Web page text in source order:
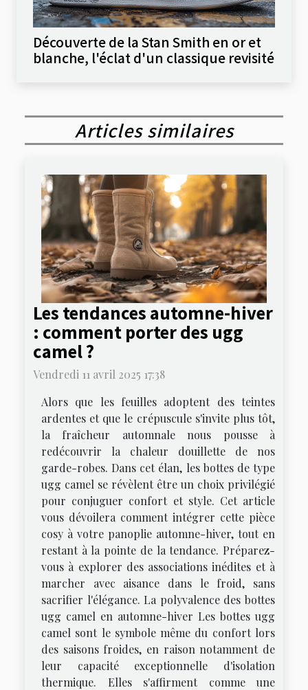
Découverte de la Stan Smith en or et
blanche, l'éclat d'un classique revisité
Articles similaires
Les tendances automne-hiver
: comment porter des ugg
camel ?
Vendredi 11 avril 2025 17:38
Alors que les feuilles adoptent des teintes
ardentes et que le crépuscule s'invite plus tôt,
la fraîcheur automnale nous pousse à
redécouvrir la chaleur douillette de nos
garde-robes. Dans cet élan, les bottes de type
ugg camel se révèlent être un choix privilégié
pour conjuguer confort et style. Cet article
vous dévoilera comment intégrer cette pièce
cosy à votre panoplie automne-hiver, tout en
restant à la pointe de la tendance. Préparez-
vous à explorer des associations inédites et à
marcher avec aisance dans le froid, sans
sacrifier l'élégance. La polyvalence des bottes
ugg camel en automne-hiver Les bottes ugg
camel sont le symbole même du confort lors
des saisons froides, en raison notamment de
leur capacité exceptionnelle d'isolation
thermique. Elles s'affirment comme une